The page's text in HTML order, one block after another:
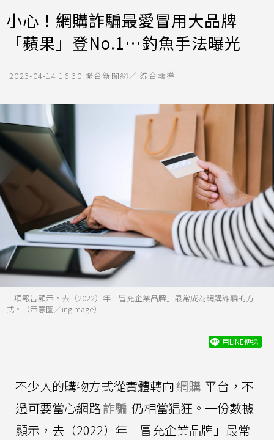
小心！網購詐騙最愛冒用大品牌
「蘋果」登No.1…釣魚手法曝光
2023-04-14 16:30 聯合新聞網／ 綜合報導
一項報告顯示，去（2022）年「冒充企業品牌」最常成為網購詐騙的方
式。（示意圖／ingimage）
用LINE傳送
不少人的購物方式從實體轉向網購 平台，不
過可要當心網路詐騙 仍相當猖狂。一份數據
顯示，去（2022）年「冒充企業品牌」最常